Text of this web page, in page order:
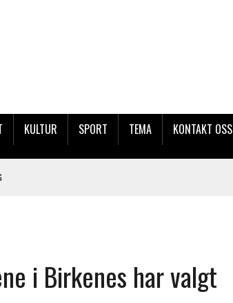
KULTUR SPORT TEMA KONTAKT OSS
i Birkenes har valgt